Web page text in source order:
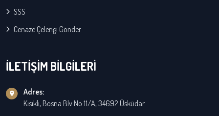
SSS
Cenaze Çelengi Gönder
İLETİŞİM BİLGİLERİ
Adres:
Kısıklı, Bosna Blv No:11/A, 34692 Üsküdar